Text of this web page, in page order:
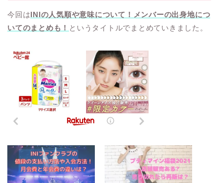
今回はINIの人気順や意味について！メンバーの出身地につ
いてのまとめも！ というタイトルでまとめていきました。